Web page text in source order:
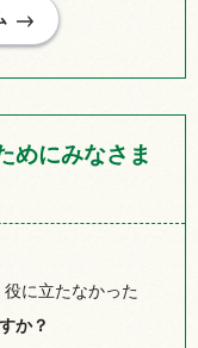
めにみなさま
役に立たなかった
か？